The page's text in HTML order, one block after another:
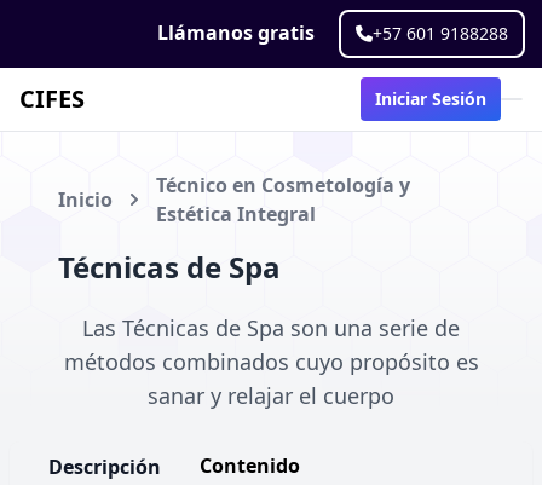
Llámanos gratis +57 601 9188288
CIFES Iniciar Sesión
Inicio
Técnico en Cosmetología y
Estética Integral
Técnicas de Spa
Las Técnicas de Spa son una serie de
métodos combinados cuyo propósito es
sanar y relajar el cuerpo
Descripción Contenido